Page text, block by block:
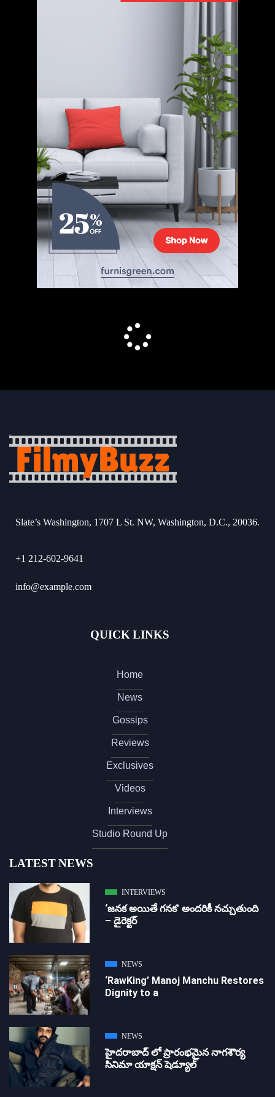
Slate’s Washington, 1707 L St. NW, Washington, D.C., 20036.
+1 212-602-9641
info@example.com
QUICK LINKS
Home
News
Gossips
Reviews
Exclusives
Videos
Interviews
Studio Round Up
LATEST NEWS
INTERVIEWS
‘జ‌న‌క అయితే గ‌న‌క‌’ అందరికీ నచ్చుతుంది
– డైరెక్ట‌ర్
NEWS
‘RawKing’ Manoj Manchu Restores
Dignity to a
NEWS
హైదరాబాద్ లో ప్రారంభమైన నాగశౌర్య
సినిమా యాక్షన్ షెడ్యూల్